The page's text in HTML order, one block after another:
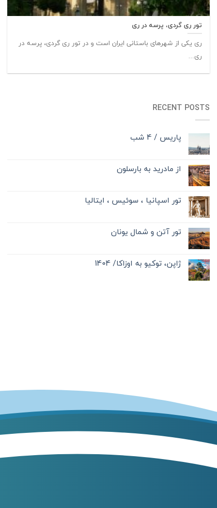
RECENT POSTS
پاریس / 4 شب
از مادرید به بارسلون
تور اسپانیا ، سوئیس ، ایتالیا
تور آتن و شمال یونان
ژاپن، توکیو به اوزاکا/ 1404
تور ری گردی، پرسه در ری
ری یکی از شهرهای باستانی ایران است و در تور ری گردی، پرسه در
ری...